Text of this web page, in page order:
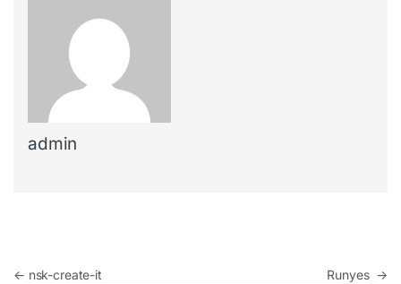
admin
Navigation de l’article
← nsk-create-it Runyes →